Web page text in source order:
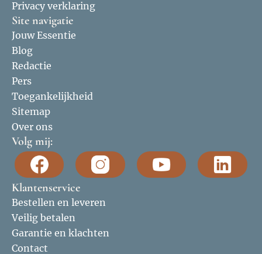
Privacy verklaring
Site navigatie
Jouw Essentie
Blog
Redactie
Pers
Toegankelijkheid
Sitemap
Over ons
Volg mij:
Klantenservice
Bestellen en leveren
Veilig betalen
Garantie en klachten
Contact